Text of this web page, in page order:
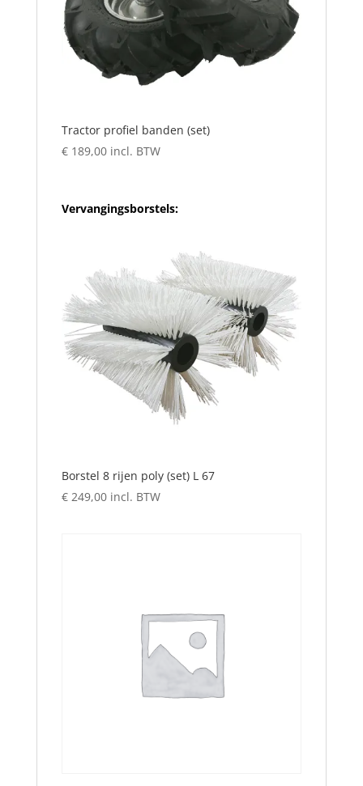
Tractor profiel banden (set)
€189,00 incl. BTW
Vervangingsborstels:
Borstel 8 rijen poly (set) L 67
€249,00 incl. BTW